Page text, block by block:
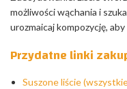
możliwości wąchania i
urozmaicaj kompozycję,
Przydatne linki
Suszone liście